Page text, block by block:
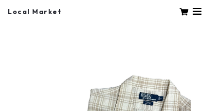
Local Market